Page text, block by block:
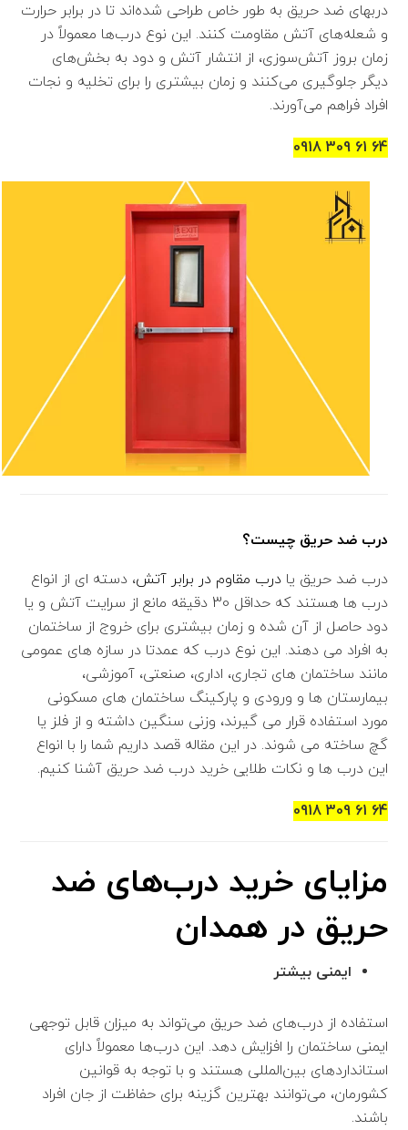
دربهای ضد حریق به طور خاص طراحی شده‌اند تا در برابر حرارت
و شعله‌های آتش مقاومت کنند. این نوع درب‌ها معمولاً در
زمان بروز آتش‌سوزی، از انتشار آتش و دود به بخش‌های
دیگر جلوگیری می‌کنند و زمان بیشتری را برای تخلیه و نجات
افراد فراهم می‌آورند.
64 61 309 0918
درب ضد حریق چیست؟
درب ضد حریق یادرب مقاوم در برابر آتش، دسته ای از انواع
درب ها هستند که حداقل 30 دقیقه مانع از سرایت آتش و یا
دود حاصل از آن شده و زمان بیشتری برای خروج از ساختمان
به افراد می دهند. این نوع درب که عمدتا در سازه های عمومی
مانند ساختمان های تجاری، اداری، صنعتی، آموزشی،
بیمارستان ها و ورودی و پارکینگ ساختمان های مسکونی
مورد استفاده قرار می گیرند، وزنی سنگین داشته و از فلز یا
گچ ساخته می شوند. در این مقاله قصد داریم شما را با انواع
این درب ها و نکات طلایی خرید درب ضد حریق آشنا کنیم.
64 61 309 0918
مزایای خرید درب‌های ضد
حریق در همدان
ایمنی بیشتر
استفاده از درب‌های ضد حریق می‌تواند به میزان قابل توجهی
ایمنی ساختمان را افزایش دهد. این درب‌ها معمولاً دارای
استانداردهای بین‌المللی هستند و با توجه به قوانین
کشورمان، می‌توانند بهترین گزینه برای حفاظت از جان افراد
باشند.